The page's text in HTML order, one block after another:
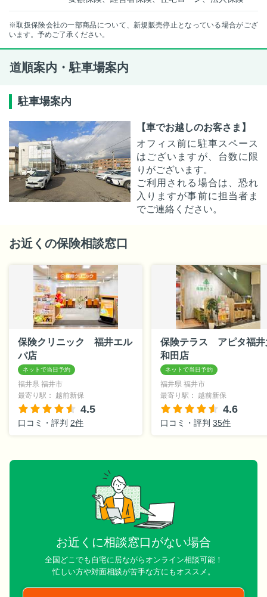
※取扱保険会社の一部商品について、新規販売停止となっている場合がござ
います。予めご了承ください。
道順案内・駐車場案内
駐車場案内
【車でお越しのお客さま】
オフィス前に駐車スペース
はございますが、台数に限
りがございます。
ご利用される場合は、恐れ
入りますが事前に担当者ま
でご連絡ください。
お近くの保険相談窓口
保険クリニック 福井エル
パ店
福井県 福井市
最寄り駅： 越前新保
4.5
口コミ・評判 2件
保険テラス アピタ福井
和田店
福井県 福井市
最寄り駅： 越前新保
4.6
口コミ・評判 35件
お近くに相談窓口がない場合
全国どこでも自宅に居ながらオンライン相談可能！
忙しい方や対面相談が苦手な方にもオススメ。